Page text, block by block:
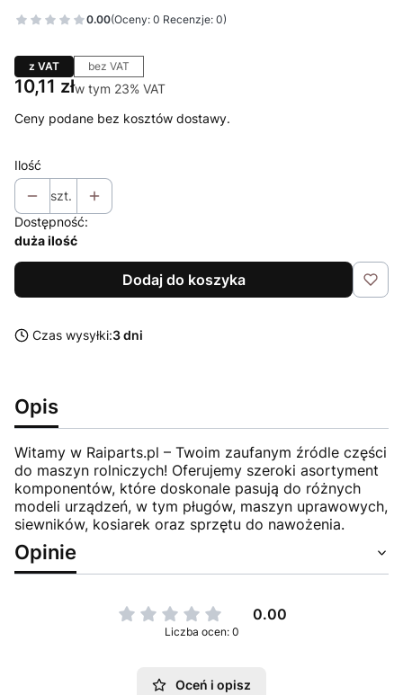
0.00(Oceny: 0 Recenzje: 0)
z VAT bez VAT
Cena
10,11 złw tym 23% VAT
w tym 23% VAT
Ceny podane bez kosztów dostawy.
Ilość
szt.
Dostępność:
duża ilość
Dodaj do koszyka
Czas wysyłki:3 dni
Opis
Witamy w Raiparts.pl – Twoim zaufanym źródle części
do maszyn rolniczych! Oferujemy szeroki asortyment
komponentów, które doskonale pasują do różnych
modeli urządzeń, w tym pługów, maszyn uprawowych,
siewników, kosiarek oraz sprzętu do nawożenia.
Opinie
0.00
Liczba ocen: 0
Oceń i opisz